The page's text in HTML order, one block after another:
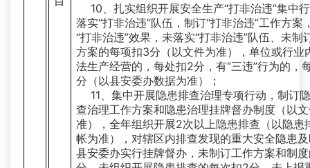
10、扎实组织开展安全生产“打非治违”集中
落实“打非治违”队伍，制订“打非治违”工作方案
“打非治违”效果，未落实“打非治违”队伍、未制
方案的每项扣3分（以文件为准），单位或行业
法生产经营的，每处扣2分，有“三违”行为的，
分（以县安委办数据为准）；
11、集中开展隐患排查治理专项行动，制订
查治理工作方案和隐患治理挂牌督办制度（以
准），全年组织开展2次以上隐患排查（以隐患
帐为准），对辖区内排查发现的重大安全隐患
县安委办实行挂牌督办，未制订工作方案和制